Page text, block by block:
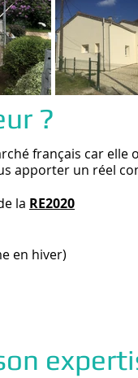
?
français car
apporter un réel
la RE2020
en hiver)